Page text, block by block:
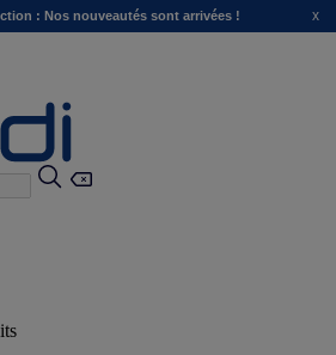
: Nos nouveautés sont arrivées ! x